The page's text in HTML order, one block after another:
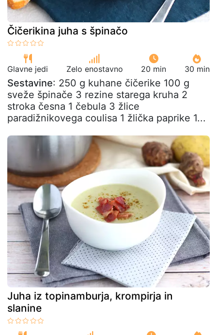
Čičerikina juha s špinačo
Glavne jedi Zelo enostavno 20 min 30 min
Sestavine: 250 g kuhane čičerike 100 g
sveže špinače 3 rezine starega kruha 2
stroka česna 1 čebula 3 žlice
paradižnikovega coulisa 1 žlička paprike 1...
Juha iz topinamburja, krompirja in
slanine